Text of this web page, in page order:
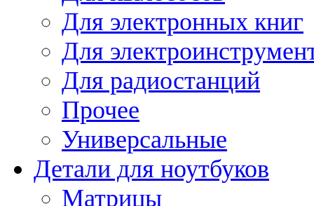
Для электронных книг
Для
Для радиостанций
Прочее
Универсальные
Детали для ноутбуков
Матрицы